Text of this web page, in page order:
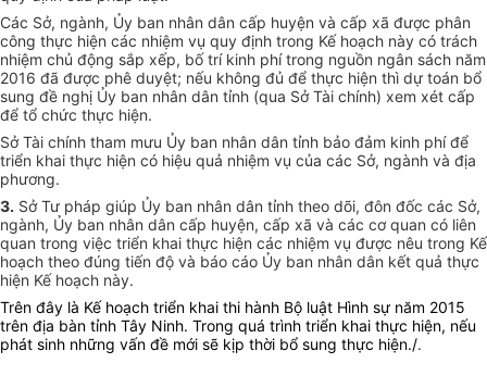
Các Sở, ngành, Ủy ban nhân dân cấp huyện và cấp xã được phân
công thực hiện các nhiệm vụ quy định trong Kế hoạch này có trách
nhiệm chủ động sắp xếp, bố trí kinh phí trong nguồn ngân sách năm
2016 đã được phê duyệt; nếu không đủ để thực hiện thì dự toán bổ
sung đề nghị Ủy ban nhân dân tỉnh (qua Sở Tài chính) xem xét cấp
để tổ chức thực hiện.
SởTài chính tham mưu Ủy ban nhân dân tỉnh bảo đảm kinh phí để
triển khai thực hiện có hiệu quả nhiệm vụ của các Sở, ngành và địa
phương.
3. SởTư pháp giúp Ủy ban nhân dân tỉnh theo dõi, đôn đốc các Sở,
ngành, Ủy ban nhân dân cấp huyện, cấp xã và các cơ quan có liên
quan trong việc triển khai thực hiện các nhiệm vụ được nêu trong Kế
hoạch theo đúng tiến độ và báo cáo Ủy ban nhân dân kết quả thực
hiện Kế hoạch này.
Trên đây là Kế hoạch triển khai thi hành Bộ luật Hình sự năm 2015
trên địa bàn tỉnh Tây Ninh. Trong quá trình triển khai thực hiện, nếu
phát sinh những vấn đề mới sẽ kịp thời bổ sung thực hiện./.